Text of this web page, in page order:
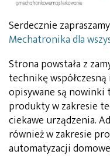
Serdecznie
Mechatronika dla
Strona powstała z
technikę
opisywane są
produkty w zakresie
ciekawe urządzenia.
również w zakresie
automatyzacji